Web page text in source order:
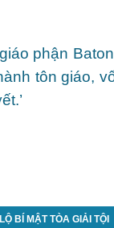
phận
tôn giáo,
BÍ MẬT TÒA GIẢI TỘI